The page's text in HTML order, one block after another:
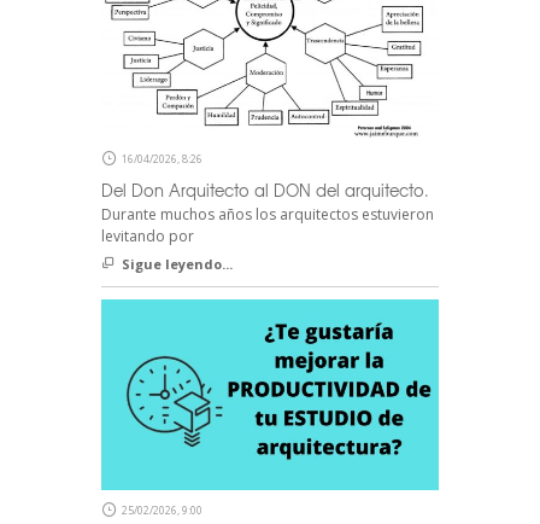
16/04/2026, 8:26
Del Don Arquitecto al DON del arquitecto.
Durante muchos años los arquitectos estuvieron
levitando por
Sigue leyendo...
25/02/2026, 9:00